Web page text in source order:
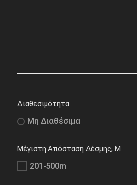
Διαθεσιμότητα
Μη Διαθέσιμα
Μέγιστη Απόσταση Δέσμης, M
201-500m